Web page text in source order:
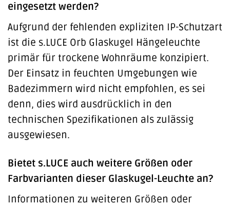
eingesetzt werden?
Aufgrund der fehlenden expliziten IP-Schutzart
ist die s.LUCE Orb Glaskugel Hängeleuchte
primär für trockene Wohnräume konzipiert.
Der Einsatz in feuchten Umgebungen wie
Badezimmern wird nicht empfohlen, es sei
denn, dies wird ausdrücklich in den
technischen Spezifikationen als zulässig
ausgewiesen.
Bietet s.LUCE auch weitere Größen oder
Farbvarianten dieser Glaskugel-Leuchte an?
Informationen zu weiteren Größen oder